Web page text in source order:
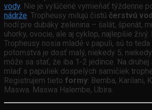
vody. Nie je vylúčené vymieňať týždenne
nádrže . Tropheusy milujú čistú čerstvú
hodí pre dubáky zelenina – šalát, špenát,
uhorky, ovocie, ale aj cyklop, najlepšie živý.
Tropheusy nosia mladé v papuli, sú to teda
potomstva je dosť malý, niekedy 5,
môže sa stať, že iba 1-2 jedince. Na
mlaď s papuliek dospelých samičiek
Registrujem tieto formy: Bemba, Karilani,
Maswa. Maswa Halembe, Ubira.